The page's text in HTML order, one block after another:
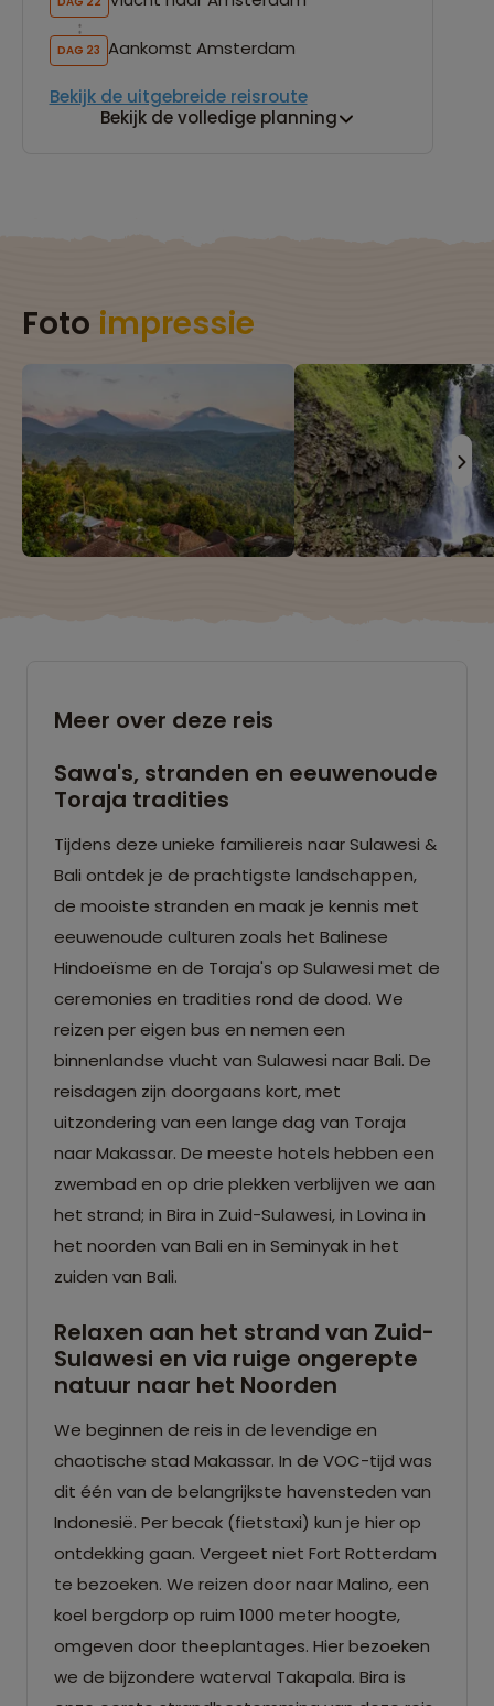
DAG 23 Aankomst Amsterdam
Bekijk de uitgebreide reisroute
Bekijk de volledige planning
Foto impressie
Meer over deze reis
Sawa's, stranden en eeuwenoude
Toraja tradities
Tijdens deze unieke familiereis naar Sulawesi &
Bali ontdek je de prachtigste landschappen,
de mooiste stranden en maak je kennis met
eeuwenoude culturen zoals het Balinese
Hindoeïsme en de Toraja's op Sulawesi met de
ceremonies en tradities rond de dood. We
reizen per eigen bus en nemen een
binnenlandse vlucht van Sulawesi naar Bali. De
reisdagen zijn doorgaans kort, met
uitzondering van een lange dag van Toraja
naar Makassar. De meeste hotels hebben een
zwembad en op drie plekken verblijven we aan
het strand; in Bira in Zuid-Sulawesi, in Lovina in
het noorden van Bali en in Seminyak in het
zuiden van Bali.
Relaxen aan het strand van Zuid-
Sulawesi en via ruige ongerepte
natuur naar het Noorden
We beginnen de reis in de levendige en
chaotische stad Makassar. In de VOC-tijd was
dit één van de belangrijkste havensteden van
Indonesië. Per becak (fietstaxi) kun je hier op
ontdekking gaan. Vergeet niet Fort Rotterdam
te bezoeken. We reizen door naar Malino, een
koel bergdorp op ruim 1000 meter hoogte,
omgeven door theeplantages. Hier bezoeken
we de bijzondere waterval Takapala. Bira is